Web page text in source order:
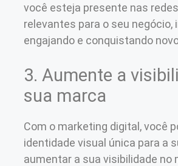
você esteja presente nas
relevantes para o seu negócio,
engajando e conquistando
3. Aumente a
sua marca
Com o marketing digital, você
identidade visual única para a
aumentar a sua visibilidade no